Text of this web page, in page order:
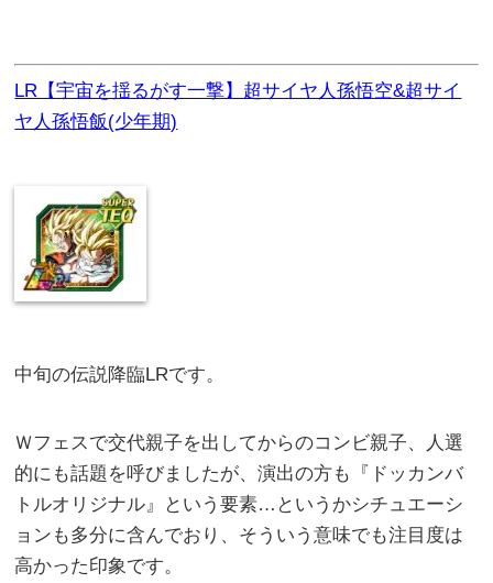
LR【宇宙を揺るがす一撃】超サイヤ人孫悟空&超サイ
ヤ人孫悟飯(少年期)
中旬の伝説降臨LRです。
Ｗフェスで交代親子を出してからのコンビ親子、人選
的にも話題を呼びましたが、演出の方も『ドッカンバ
トルオリジナル』という要素…というかシチュエーシ
ョンも多分に含んでおり、そういう意味でも注目度は
高かった印象です。